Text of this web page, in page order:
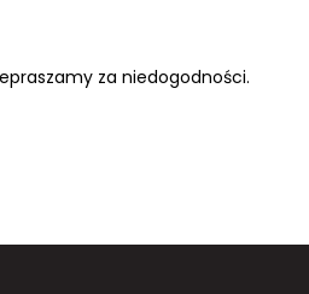
za niedogodności.